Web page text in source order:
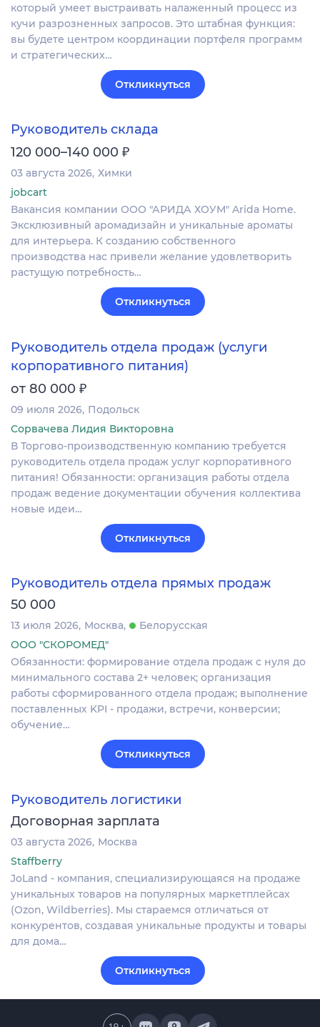
который умеет выстраивать налаженный процесс из
кучи разрозненных запросов. Это штабная функция:
вы будете центром координации портфеля программ
и стратегических…
Откликнуться
Руководитель склада
120 000–140 000 ₽
03 августа 2026 Химки
jobcart
Вакансия компании ООО "АРИДА ХОУМ" Arida Home.
Эксклюзивный аромадизайн и уникальные ароматы
для интерьера. К созданию собственного
производства нас привели желание удовлетворить
растущую потребность…
Откликнуться
Руководитель отдела продаж (услуги
корпоративного питания)
от 80 000 ₽
09 июля 2026 Подольск
Сорвачева Лидия Викторовна
В Торгово-производственную компанию требуется
руководитель отдела продаж услуг корпоративного
питания! Обязанности: организация работы отдела
продаж ведение документации обучения коллектива
новые идеи…
Откликнуться
Руководитель отдела прямых продаж
50 000
13 июля 2026 Москва
Белорусская
ООО "СКОРОМЕД"
Обязанности: формирование отдела продаж с нуля до
минимального состава 2+ человек; организация
работы сформированного отдела продаж; выполнение
поставленных KPI - продажи, встречи, конверсии;
обучение…
Откликнуться
Руководитель логистики
Договорная зарплата
03 августа 2026 Москва
Staffberry
JoLand - компания, специализирующаяся на продаже
уникальных товаров на популярных маркетплейсах
(Ozon, Wildberries). Мы стараемся отличаться от
конкурентов, создавая уникальные продукты и товары
для дома…
Откликнуться